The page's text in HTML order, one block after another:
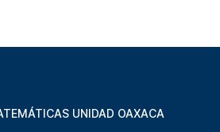
UNIDAD OAXACA